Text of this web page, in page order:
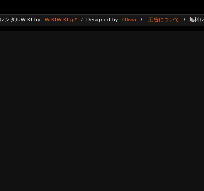
レンタルWIKI by WIKIWIKI.jp* / Designed by Olivia / 広告について / 無料